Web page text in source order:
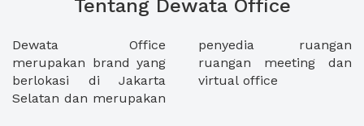
Tentang Dewata Office
Dewata Office
merupakan brand yang
berlokasi di Jakarta
Selatan dan merupakan
penyedia ruangan
ruangan meeting dan
virtual office